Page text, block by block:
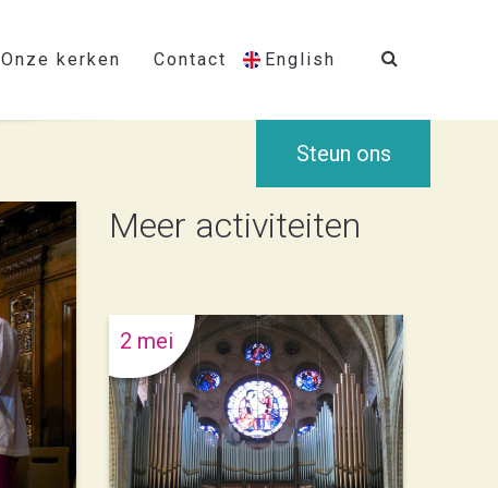
Onze kerken Contact English
Steun ons
Meer activiteiten
2 mei